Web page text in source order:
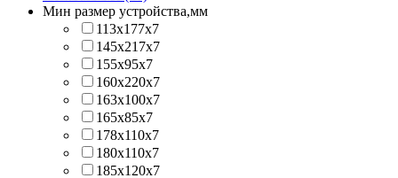
Мин размер устройства,мм
113x177x7
145x217x7
155x95x7
160x220x7
163x100x7
165x85x7
178x110x7
180x110x7
185x120x7